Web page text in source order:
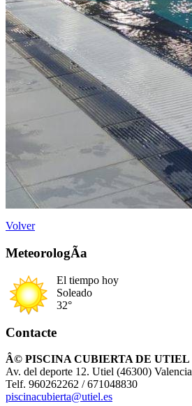
Volver
MeteorologÃ­a
El tiempo hoy
Soleado
32°
Contacte
Â© PISCINA CUBIERTA DE UTIEL
Av. del deporte 12. Utiel (46300) Valencia
Telf. 960262262 / 671048830
piscinacubierta@utiel.es